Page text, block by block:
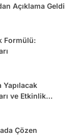
Açıklama Geldi
Formülü:
ve Etkinlik
Çözen